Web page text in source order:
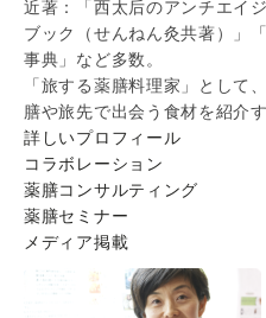
近著：「西太后のアンチエイ
ブック（せんねん灸共著）」
事典」など多数。
「旅する薬膳料理家」として
膳や旅先で出会う食材を紹介
詳しいプロフィール
コラボレーション
薬膳コンサルティング
薬膳セミナー
メディア掲載